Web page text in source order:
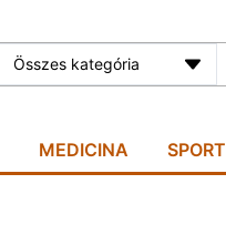
Összes kategória
MEDICINA SPORT